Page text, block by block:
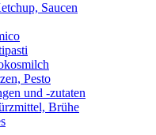
Saucen
Pesto
und -zutaten
Brühe